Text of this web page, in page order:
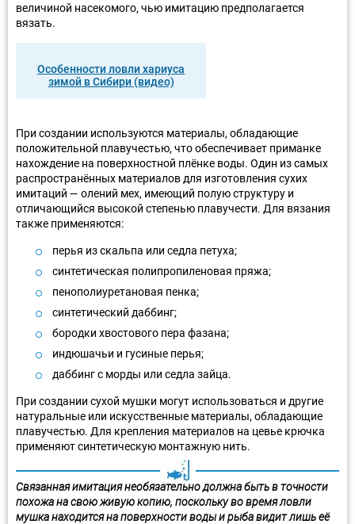
величиной насекомого, чью имитацию предполагается
вязать.
Особенности ловли хариуса
зимой в Сибири (видео)
При создании используются материалы, обладающие
положительной плавучестью, что обеспечивает приманке
нахождение на поверхностной плёнке воды. Один из самых
распространённых материалов для изготовления сухих
имитаций — олений мех, имеющий полую структуру и
отличающийся высокой степенью плавучести. Для вязания
также применяются:
перья из скальпа или седла петуха;
синтетическая полипропиленовая пряжа;
пенополиуретановая пенка;
синтетический даббинг;
бородки хвостового пера фазана;
индюшачьи и гусиные перья;
даббинг с морды или седла зайца.
При создании сухой мушки могут использоваться и другие
натуральные или искусственные материалы, обладающие
плавучестью. Для крепления материалов на цевье крючка
применяют синтетическую монтажную нить.
Связанная имитация необязательно должна быть в точности
похожа на свою живую копию, поскольку во время ловли
мушка находится на поверхности воды и рыба видит лишь её